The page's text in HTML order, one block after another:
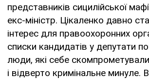
представників сицилійської
екс-міністр. Цікаленко давно
інтерес для правоохоронних
списки кандидатів у депутати
люди, які себе
і відверто кримінальне минуле.